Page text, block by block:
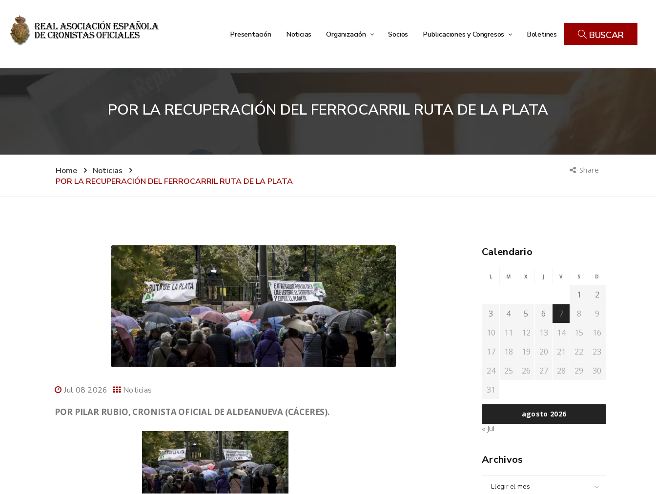
Presentación Noticias Organización Socios Publicaciones y Congresos Boletines BUSCAR
POR LA RECUPERACIÓN DEL FERROCARRIL RUTA DE LA PLATA
Home
Noticias
POR LA RECUPERACIÓN DEL FERROCARRIL RUTA DE LA PLATA
Share
Jul 08 2026 Noticias
POR PILAR RUBIO, CRONISTA OFICIAL DE ALDEANUEVA (CÁCERES).
Calendario
agosto 2026
L M X J V S D
1
2
3
4 5 6 7 8
9
10
11 12 13 14 15
16
17
18 19 20 21 22
23
24
25 26 27 28 29
30
31
« Jul
Archivos
Elegir el mes